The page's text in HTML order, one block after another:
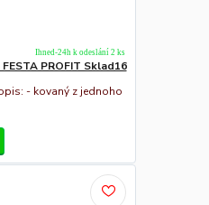
PROFIT Sklad16
- kovaný z jednoho
Ihned-24h k odeslání 2 ks